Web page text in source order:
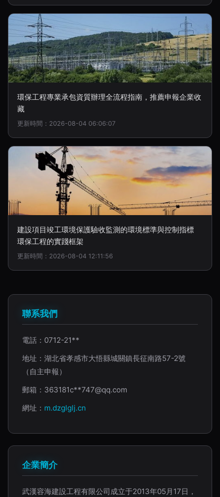
環保工程專業承包資質辦理全流程指南，推薦申報企業收
藏
更新時間：2026-08-04 06:06:07
建設項目竣工環境保護驗收監測的環境標準與控制指標
環保工程的實踐框架
更新時間：2026-08-04 12:11:56
聯系我們
電話：0712-21**
地址：湖北省孝感市大悟縣城關鎮長征南路57-2號
（自主申報）
郵箱：363181c**747@qq.com
網址： m.dzglglj.cn
企業簡介
武漢容海建設工程有限公司成立于2013年05月17日，